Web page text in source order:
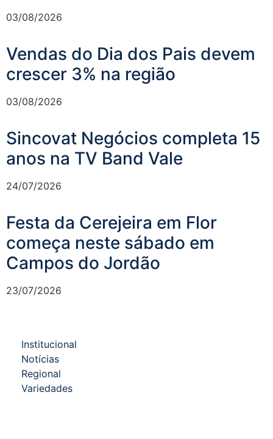
03/08/2026
Vendas do Dia dos Pais devem
crescer 3% na região
03/08/2026
Sincovat Negócios completa 15
anos na TV Band Vale
24/07/2026
Festa da Cerejeira em Flor
começa neste sábado em
Campos do Jordão
23/07/2026
Institucional
Notícias
Regional
Variedades